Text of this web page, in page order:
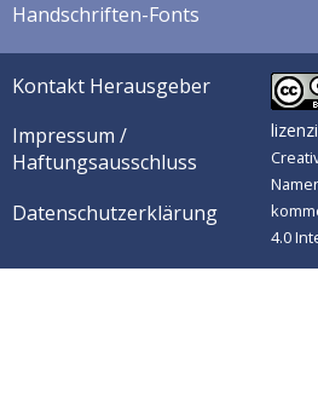
Handschriften-Fonts
Kontakt Herausgeber
Impressum /
Haftungsausschluss
Datenschutzerklärung
4.0